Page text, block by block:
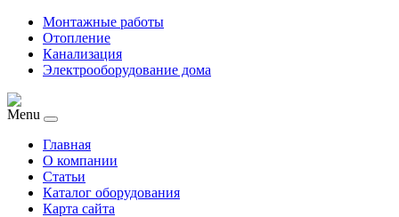
Монтажные работы
Отопление
Канализация
Электрооборудование дома
Menu
Главная
О компании
Статьи
Каталог оборудования
Карта сайта